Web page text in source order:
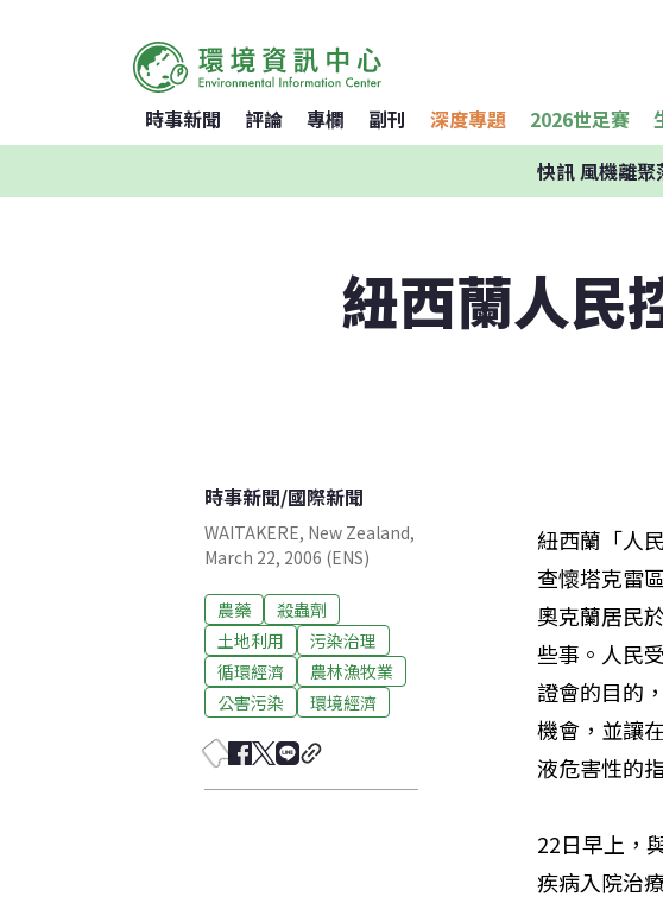
時事新聞 評論 專欄 副刊 深度專題 2026世足賽
快訊風機離聚
紐西蘭人民
時事新聞/國際新聞
WAITAKERE, New Zealand,
March 22, 2006 (ENS)
農藥
殺蟲劑
土地利用
污染治理
循環經濟
農林漁牧業
公害污染
環境經濟
紐西蘭「人
查懷塔克雷
奧克蘭居民
些事。人民
證會的目的
機會，並讓
液危害性的
22日早上，
疾病入院治